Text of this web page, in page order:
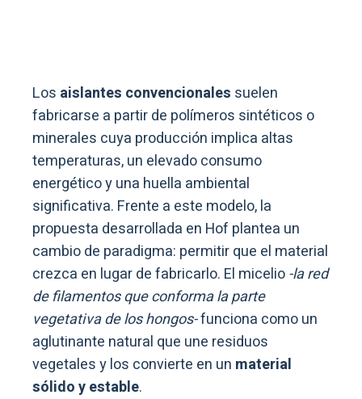
Los aislantes convencionales suelen
fabricarse a partir de polímeros sintéticos o
minerales cuya producción implica altas
temperaturas, un elevado consumo
energético y una huella ambiental
significativa. Frente a este modelo, la
propuesta desarrollada en Hof plantea un
cambio de paradigma: permitir que el material
crezca en lugar de fabricarlo. El micelio-la red
de filamentos que conforma la parte
vegetativa de los hongos-funciona como un
aglutinante natural que une residuos
vegetales y los convierte en un material
sólido y estable.